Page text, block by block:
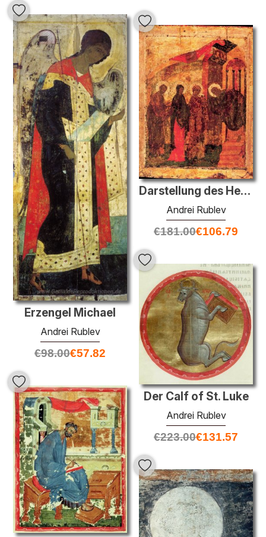
Erzengel Michael
Andrei Rublev
€98.00€57.82
Darstellung des Herrn
Andrei Rublev
€181.00€106.79
Der Calf of St. Luke
Andrei Rublev
€223.00€131.57